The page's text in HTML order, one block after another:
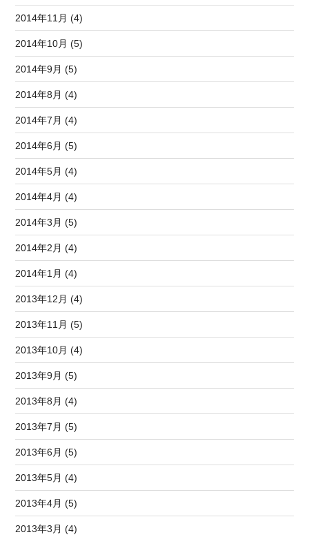
2014年11月 (4)
2014年10月 (5)
2014年9月 (5)
2014年8月 (4)
2014年7月 (4)
2014年6月 (5)
2014年5月 (4)
2014年4月 (4)
2014年3月 (5)
2014年2月 (4)
2014年1月 (4)
2013年12月 (4)
2013年11月 (5)
2013年10月 (4)
2013年9月 (5)
2013年8月 (4)
2013年7月 (5)
2013年6月 (5)
2013年5月 (4)
2013年4月 (5)
2013年3月 (4)